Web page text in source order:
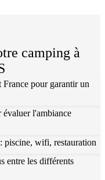
camping à
pour garantir un
évaluer l'ambiance
piscine, wifi, restauration
entre les différents